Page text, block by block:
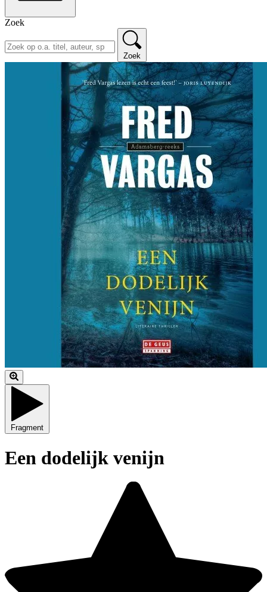
Zoek
Zoek
Fragment
Een dodelijk venijn